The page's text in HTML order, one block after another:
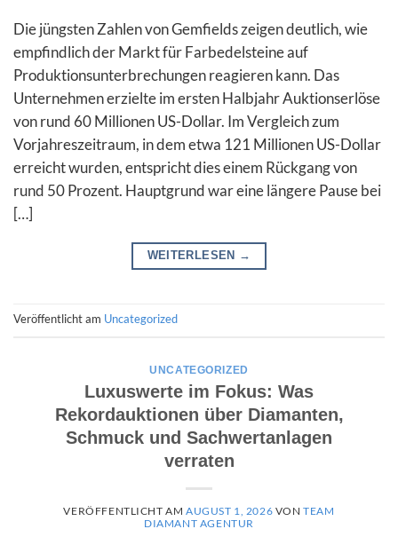
Die jüngsten Zahlen von Gemfields zeigen deutlich, wie
empfindlich der Markt für Farbedelsteine auf
Produktionsunterbrechungen reagieren kann. Das
Unternehmen erzielte im ersten Halbjahr Auktionserlöse
von rund 60 Millionen US-Dollar. Im Vergleich zum
Vorjahreszeitraum, in dem etwa 121 Millionen US-Dollar
erreicht wurden, entspricht dies einem Rückgang von
rund 50 Prozent. Hauptgrund war eine längere Pause bei
[…]
WEITERLESEN →
Veröffentlicht am Uncategorized
UNCATEGORIZED
Luxuswerte im Fokus: Was
Rekordauktionen über Diamanten,
Schmuck und Sachwertanlagen
verraten
VERÖFFENTLICHT AMAUGUST 1, 2026 VONTEAM
DIAMANT AGENTUR